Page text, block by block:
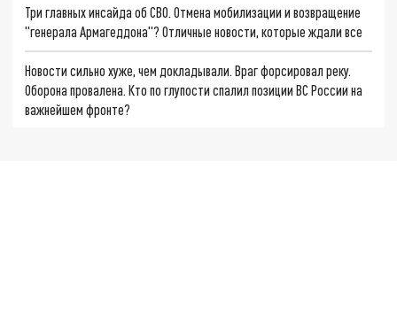
Три главных инсайда об СВО. Отмена мобилизации и возвращение
"генерала Армагеддона"? Отличные новости, которые ждали все
Новости сильно хуже, чем докладывали. Враг форсировал реку.
Оборона провалена. Кто по глупости спалил позиции ВС России на
важнейшем фронте?